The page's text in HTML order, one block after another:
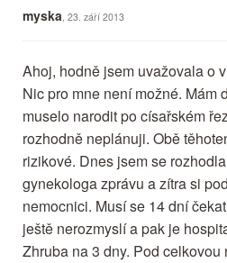
myska , 23. září 2013
Ahoj, hodně jsem uvažovala o
Nic pro mne není možné. Mám
muselo narodit po císařském
rozhodně neplánuji. Obě
rizikové. Dnes jsem se
gynekologa zprávu a zítra si
nemocnici. Musí se 14 dní
ještě nerozmyslí a pak je
Zhruba na 3 dny. Pod